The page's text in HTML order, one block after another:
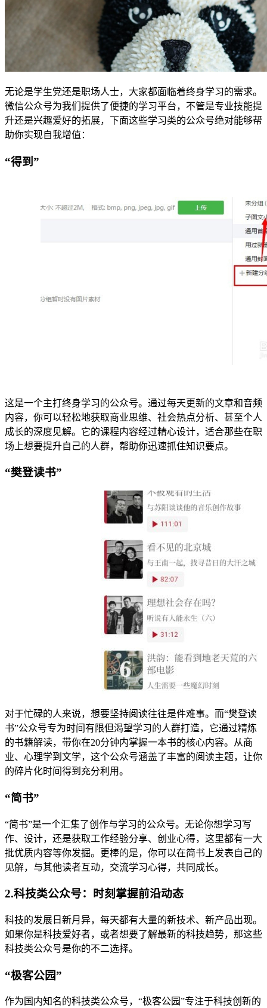
无论是学生党还是职场人士，大家都面临着终身学习的需求。
微信公众号为我们提供了便捷的学习平台，不管是专业技能提
升还是兴趣爱好的拓展，下面这些学习类的公众号绝对能够帮
助你实现自我增值：
“得到”
这是一个主打终身学习的公众号。通过每天更新的文章和音频
内容，你可以轻松地获取商业思维、社会热点分析、甚至个人
成长的深度见解。它的课程内容经过精心设计，适合那些在职
场上想要提升自己的人群，帮助你迅速抓住知识要点。
“樊登读书”
对于忙碌的人来说，想要坚持阅读往往是件难事。而“樊登读
书”公众号专为时间有限但渴望学习的人群打造，它通过精炼
的书籍解读，带你在20分钟内掌握一本书的核心内容。从商
业、心理学到文学，这个公众号涵盖了丰富的阅读主题，让你
的碎片化时间得到充分利用。
“简书”
“简书”是一个汇集了创作与学习的公众号。无论你想学习写
作、设计，还是获取工作经验分享、创业心得，这里都有一大
批优质内容等你发掘。更棒的是，你可以在简书上发表自己的
见解，与其他读者互动，交流学习心得，共同成长。
2.科技类公众号：时刻掌握前沿动态
科技的发展日新月异，每天都有大量的新技术、新产品出现。
如果你是科技爱好者，或者想要了解最新的科技趋势，那这些
科技类公众号是你的不二选择。
“极客公园”
作为国内知名的科技类公众号，“极客公园”专注于科技创新的